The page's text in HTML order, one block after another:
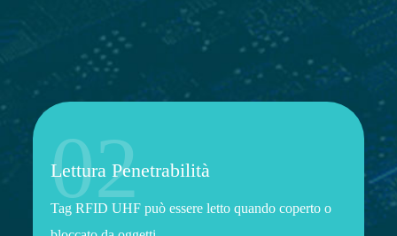
02
Lettura Penetrabilità
Tag RFID UHF può essere letto quando coperto o